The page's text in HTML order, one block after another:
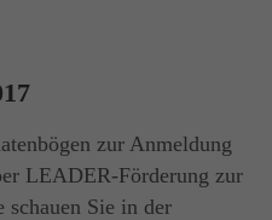
consectetuer
zur Anmeldung
LEADER-Förderung zur
Sie in der